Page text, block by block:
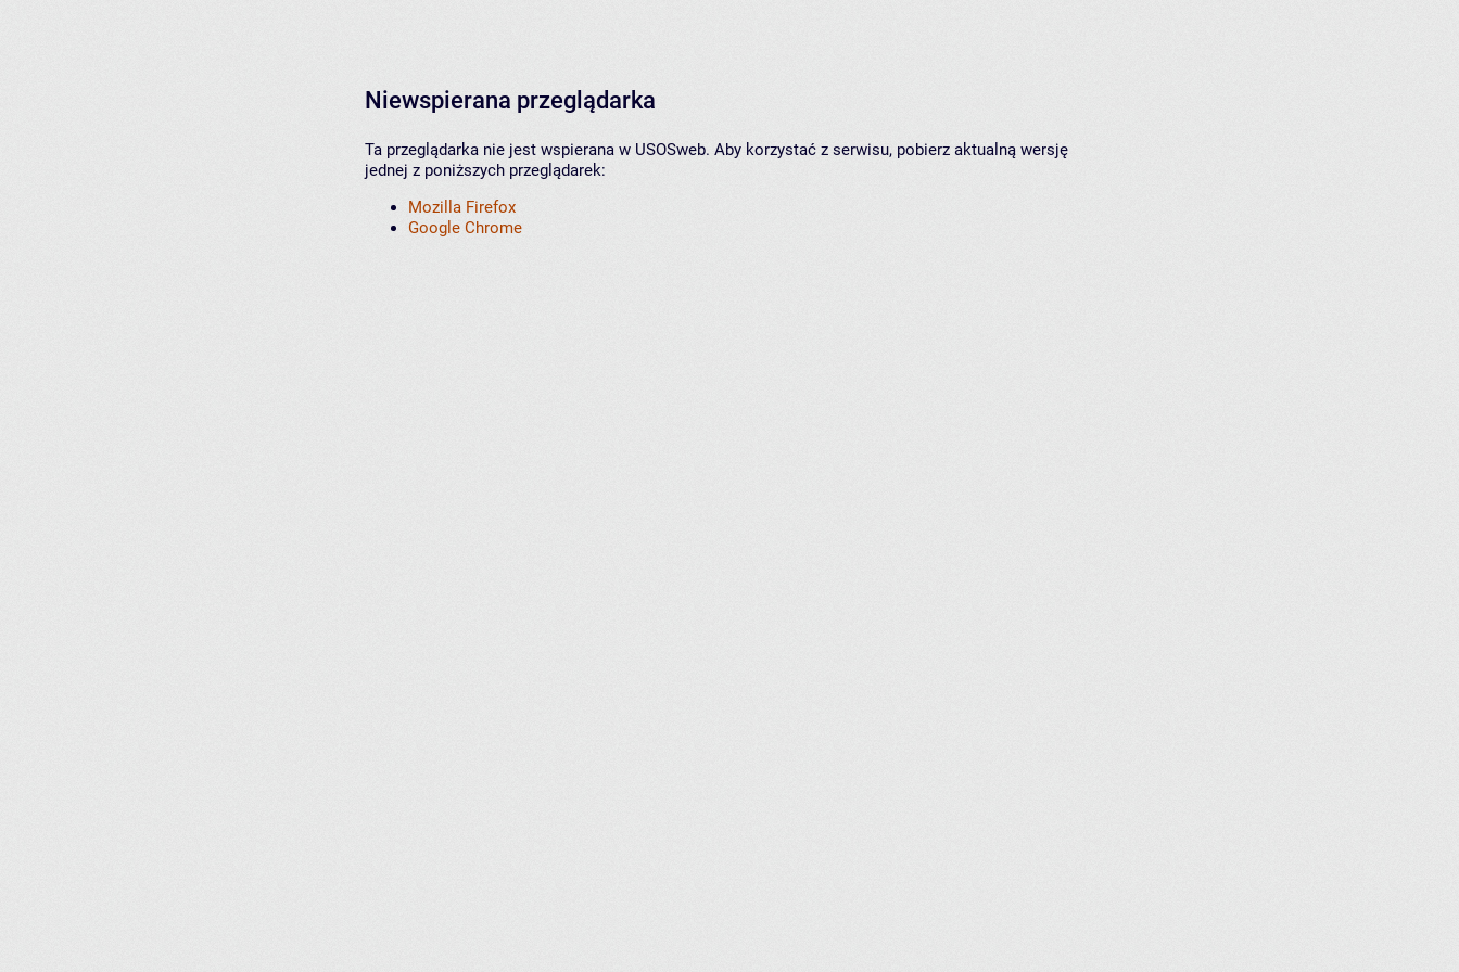
Niewspierana przeglądarka
Ta przeglądarka nie jest wspierana w USOSweb. Aby korzystać z serwisu, pobierz aktualną wersję
jednej z poniższych przeglądarek:
Mozilla Firefox
Google Chrome